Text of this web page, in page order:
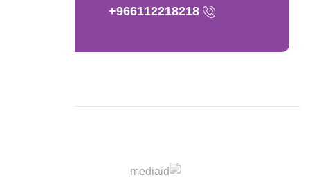
966112218218+